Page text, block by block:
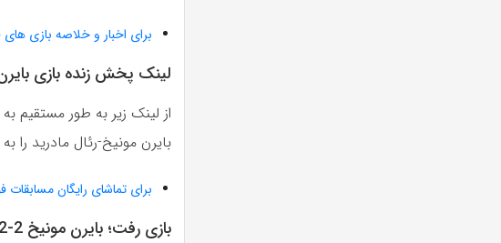
برای اخبار و خلاصه بازی های
لینک پخش زنده بازی
از لینک زیر به طور مستقیم
بایرن مونیخ-رئال مادرید را
برای تماشای رایگان مسابقات
بازی رفت؛ بایرن مونیخ 2-2 رئال مادرید